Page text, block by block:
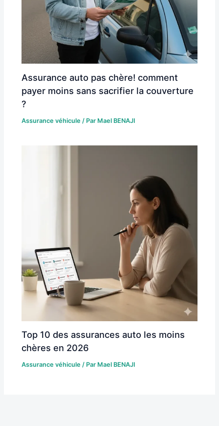
Assurance auto pas chère! comment
payer moins sans sacrifier la couverture
?
Assurance véhicule / Par Mael BENAJI
Top 10 des assurances auto les moins
chères en 2026
Assurance véhicule / Par Mael BENAJI